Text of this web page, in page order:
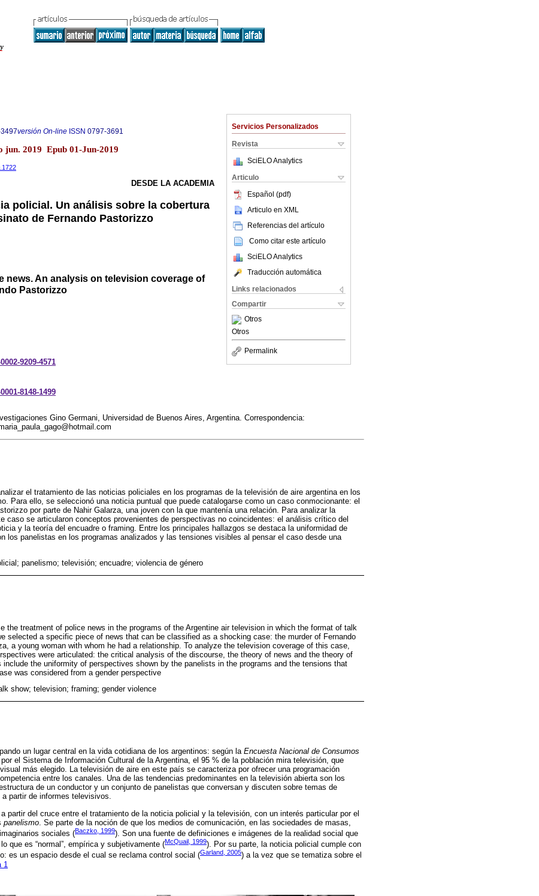
Servicios Personalizados
Revista
SciELO Analytics
Articulo
Español (pdf)
Articulo en XML
Referencias del artículo
Como citar este artículo
SciELO Analytics
Traducción automática
Links relacionados
Compartir
Otros
Otros
Permalink
versión On-line ISSN 0797-3691
2019 Epub 01-Jun-2019
DESDE LA ACADEMIA
policial. Un análisis sobre la cobertura
de Fernando Pastorizzo
news. An analysis on television coverage of
Pastorizzo
9209-4571
8148-1499
Gino Germani, Universidad de Buenos Aires, Argentina. Correspondencia:
el tratamiento de las noticias policiales en los programas de la televisión de aire argentina en los
Para ello, se seleccionó una noticia puntual que puede catalogarse como un caso conmocionante: el
por parte de Nahir Galarza, una joven con la que mantenía una relación. Para analizar la
caso se articularon conceptos provenientes de perspectivas no coincidentes: el análisis crítico del
y la teoría del encuadre o framing. Entre los principales hallazgos se destaca la uniformidad de
los panelistas en los programas analizados y las tensiones visibles al pensar el caso desde una
panelismo; televisión; encuadre; violencia de género
the treatment of police news in the programs of the Argentine air television in which the format of talk
selected a specific piece of news that can be classified as a shocking case: the murder of Fernando
a young woman with whom he had a relationship. To analyze the television coverage of this case,
were articulated: the critical analysis of the discourse, the theory of news and the theory of
include the uniformity of perspectives shown by the panelists in the programs and the tensions that
was considered from a gender perspective
show; television; framing; gender violence
un lugar central en la vida cotidiana de los argentinos: según la Encuesta Nacional de Consumos
el Sistema de Información Cultural de la Argentina, el 95 % de la población mira televisión, que
más elegido. La televisión de aire en este país se caracteriza por ofrecer una programación
entre los canales. Una de las tendencias predominantes en la televisión abierta son los
de un conductor y un conjunto de panelistas que conversan y discuten sobre temas de
partir de informes televisivos.
partir del cruce entre el tratamiento de la noticia policial y la televisión, con un interés particular por el
panelismo . Se parte de la noción de que los medios de comunicación, en las sociedades de masas,
sociales (Baczko, 1999). Son una fuente de definiciones e imágenes de la realidad social que
que es “normal”, empírica y subjetivamente (McQuail, 1999). Por su parte, la noticia policial cumple con
es un espacio desde el cual se reclama control social (Garland, 2005) a la vez que se tematiza sobre el
1